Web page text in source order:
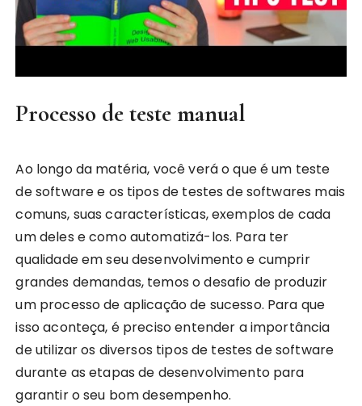
Processo de teste manual
Ao longo da matéria, você verá o que é um teste
de software e os tipos de testes de softwares mais
comuns, suas características, exemplos de cada
um deles e como automatizá-los. Para ter
qualidade em seu desenvolvimento e cumprir
grandes demandas, temos o desafio de produzir
um processo de aplicação de sucesso. Para que
isso aconteça, é preciso entender a importância
de utilizar os diversos tipos de testes de software
durante as etapas de desenvolvimento para
garantir o seu bom desempenho.